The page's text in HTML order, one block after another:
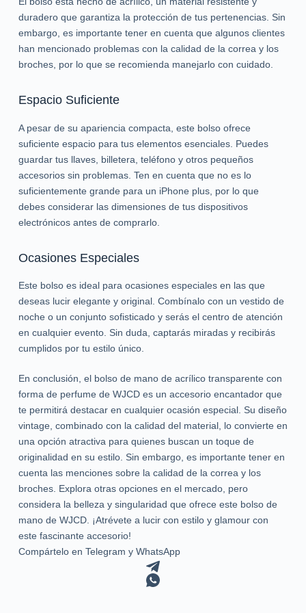
duradero que garantiza la protección de tus pertenencias. Sin
embargo, es importante tener en cuenta que algunos clientes
han mencionado problemas con la calidad de la correa y los
broches, por lo que se recomienda manejarlo con cuidado.
Espacio Suficiente
A pesar de su apariencia compacta, este bolso ofrece
suficiente espacio para tus elementos esenciales. Puedes
guardar tus llaves, billetera, teléfono y otros pequeños
accesorios sin problemas. Ten en cuenta que no es lo
suficientemente grande para un iPhone plus, por lo que
debes considerar las dimensiones de tus dispositivos
electrónicos antes de comprarlo.
Ocasiones Especiales
Este bolso es ideal para ocasiones especiales en las que
deseas lucir elegante y original. Combínalo con un vestido de
noche o un conjunto sofisticado y serás el centro de atención
en cualquier evento. Sin duda, captarás miradas y recibirás
cumplidos por tu estilo único.
En conclusión, el bolso de mano de acrílico transparente con
forma de perfume de WJCD es un accesorio encantador que
te permitirá destacar en cualquier ocasión especial. Su diseño
vintage, combinado con la calidad del material, lo convierte en
una opción atractiva para quienes buscan un toque de
originalidad en su estilo. Sin embargo, es importante tener en
cuenta las menciones sobre la calidad de la correa y los
broches. Explora otras opciones en el mercado, pero
considera la belleza y singularidad que ofrece este bolso de
mano de WJCD. ¡Atrévete a lucir con estilo y glamour con
este fascinante accesorio!
Compártelo en Telegram y WhatsApp